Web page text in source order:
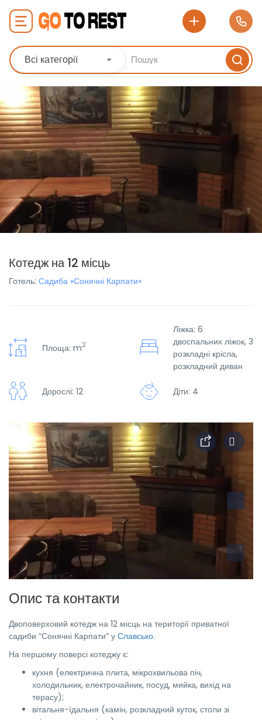
Всі категорії
Котедж на 12 місць
Готель: Садиба «Сонячні Карпати»
Площа: m2
Ліжка: 6
двоспальних ліжок, 3
розкладні крісла,
розкладний диван
Дорослі: 12 Діти: 4
Опис та контакти
Двоповерховий котедж на 12 місць на території приватної
садиби “Сонячні Карпати” у Славсько.
На першому поверсі котеджу є:
кухня (електрична плита, мікрохвильова піч,
холодильник, електрочайник, посуд, мийка, вихід на
терасу);
вітальня-їдальня (камін, розкладний куток, столи зі